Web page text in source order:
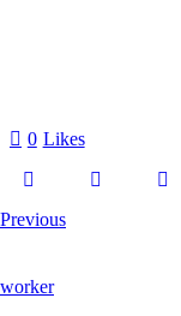
0 Likes
Previous
worker